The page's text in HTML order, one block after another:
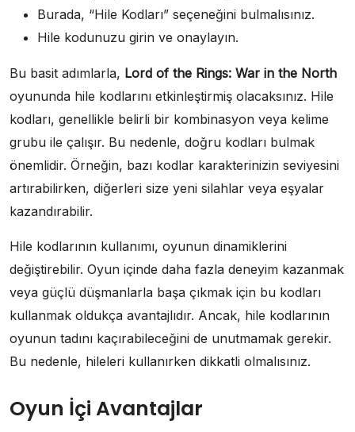
Burada, “Hile Kodları” seçeneğini bulmalısınız.
Hile kodunuzu girin ve onaylayın.
Bu basit adımlarla, Lord of the Rings: War in the North
oyununda hile kodlarını etkinleştirmiş olacaksınız. Hile
kodları, genellikle belirli bir kombinasyon veya kelime
grubu ile çalışır. Bu nedenle, doğru kodları bulmak
önemlidir. Örneğin, bazı kodlar karakterinizin seviyesini
artırabilirken, diğerleri size yeni silahlar veya eşyalar
kazandırabilir.
Hile kodlarının kullanımı, oyunun dinamiklerini
değiştirebilir. Oyun içinde daha fazla deneyim kazanmak
veya güçlü düşmanlarla başa çıkmak için bu kodları
kullanmak oldukça avantajlıdır. Ancak, hile kodlarının
oyunun tadını kaçırabileceğini de unutmamak gerekir.
Bu nedenle, hileleri kullanırken dikkatli olmalısınız.
Oyun İçi Avantajlar